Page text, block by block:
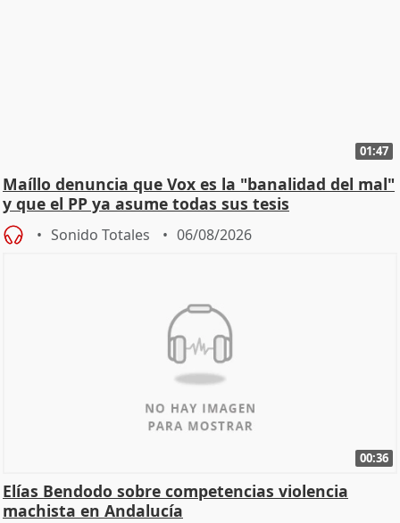
01:47
Maíllo denuncia que Vox es la "banalidad del mal"
y que el PP ya asume todas sus tesis
Sonido Totales 06/08/2026
00:36
Elías Bendodo sobre competencias violencia
machista en Andalucía